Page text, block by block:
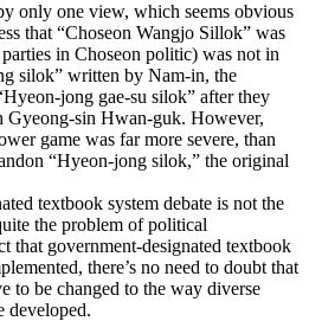
only one view, which seems obvious
that “Choseon Wangjo Sillok” was
in Choseon politic) was not in
silok” written by Nam-in, the
jong gae-su silok” after they
Gyeong-sin Hwan-guk. However,
game was far more severe, than
“Hyeon-jong silok,” the original
textbook system debate is not the
the problem of political
that government-designated textbook
there’s no need to doubt that
to be changed to the way diverse
developed.